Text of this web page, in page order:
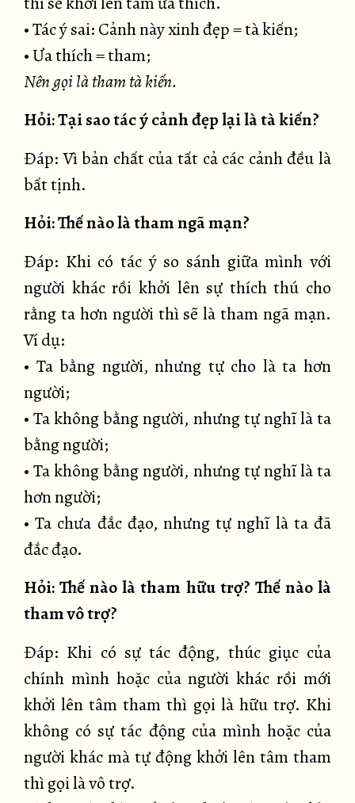
• Tác ý sai: Cảnh này xinh đẹp = tà kiến;
• Ưa thích = tham;
Nên gọi là tham tà kiến.
Hỏi: Tại sao tác ý cảnh đẹp lại là tà kiến?
Đáp: Vì bản chất của tất cả các cảnh đều là
bất tịnh.
Hỏi: Thế nào là tham ngã mạn?
Đáp: Khi có tác ý so sánh giữa mình với
người khác rồi khởi lên sự thích thú cho
rằng ta hơn người thì sẽ là tham ngã mạn.
Ví dụ:
• Ta bằng người, nhưng tự cho là ta hơn
người;
• Ta không bằng người, nhưng tự nghĩ là ta
bằng người;
• Ta không bằng người, nhưng tự nghĩ là ta
hơn người;
• Ta chưa đắc đạo, nhưng tự nghĩ là ta đã
đắc đạo.
Hỏi: Thế nào là tham hữu trợ? Thế nào là
tham vô trợ?
Đáp: Khi có sự tác động, thúc giục của
chính mình hoặc của người khác rồi mới
khởi lên tâm tham thì gọi là hữu trợ. Khi
không có sự tác động của mình hoặc của
người khác mà tự động khởi lên tâm tham
thì gọi là vô trợ.